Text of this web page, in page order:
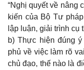
“Nghị quyết về nâng
kiến của Bộ Tư
lập luận, giải trình cụ
b) Thực hiện đúng
phủ về việc làm rõ
chủ đạo, thế nào là